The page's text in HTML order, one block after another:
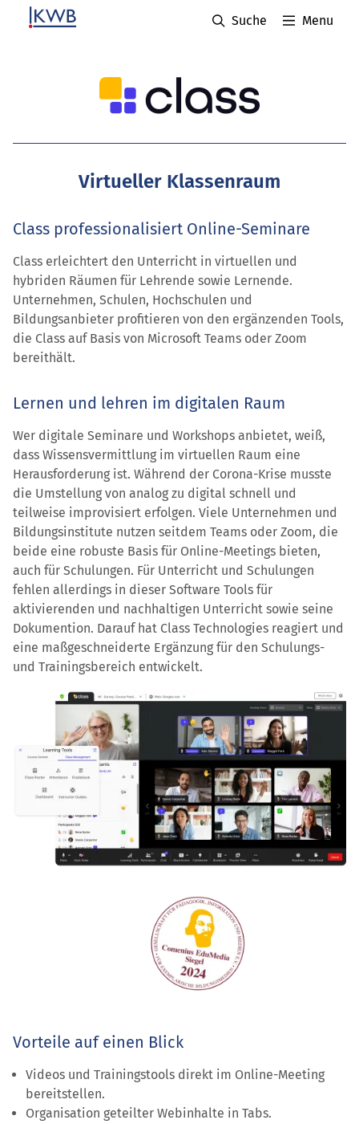
Suche Menu
Virtueller Klassenraum
Class professionalisiert Online-Seminare
Class erleichtert den Unterricht in virtuellen und
hybriden Räumen für Lehrende sowie Lernende.
Unternehmen, Schulen, Hochschulen und
Bildungsanbieter profitieren von den ergänzenden Tools,
die Class auf Basis von Microsoft Teams oder Zoom
bereithält.
Lernen und lehren im digitalen Raum
Wer digitale Seminare und Workshops anbietet, weiß,
dass Wissensvermittlung im virtuellen Raum eine
Herausforderung ist. Während der Corona-Krise musste
die Umstellung von analog zu digital schnell und
teilweise improvisiert erfolgen. Viele Unternehmen und
Bildungsinstitute nutzen seitdem Teams oder Zoom, die
beide eine robuste Basis für Online-Meetings bieten,
auch für Schulungen. Für Unterricht und Schulungen
fehlen allerdings in dieser Software Tools für
aktivierenden und nachhaltigen Unterricht sowie seine
Dokumention. Darauf hat Class Technologies reagiert und
eine maßgeschneiderte Ergänzung für den Schulungs-
und Trainingsbereich entwickelt.
Vorteile auf einen Blick
Videos und Trainingstools direkt im Online-Meeting
bereitstellen.
Organisation geteilter Webinhalte in Tabs.